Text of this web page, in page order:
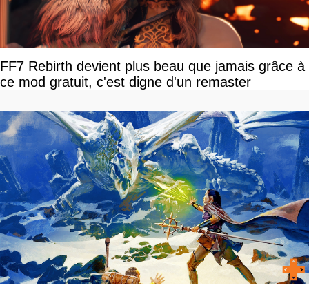
FF7 Rebirth devient plus beau que jamais grâce à
ce mod gratuit, c'est digne d'un remaster